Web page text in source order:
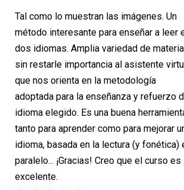
Tal como lo muestran las imágenes. Un
método interesante para enseñar a leer
dos idiomas. Amplia variedad de material
sin restarle importancia al asistente
que nos orienta en la metodología
adoptada para la enseñanza y refuerzo
idioma elegido. Es una buena
tanto para aprender como para mejorar
idioma, basada en la lectura (y fonética)
paralelo... ¡Gracias! Creo que el curso es
excelente.